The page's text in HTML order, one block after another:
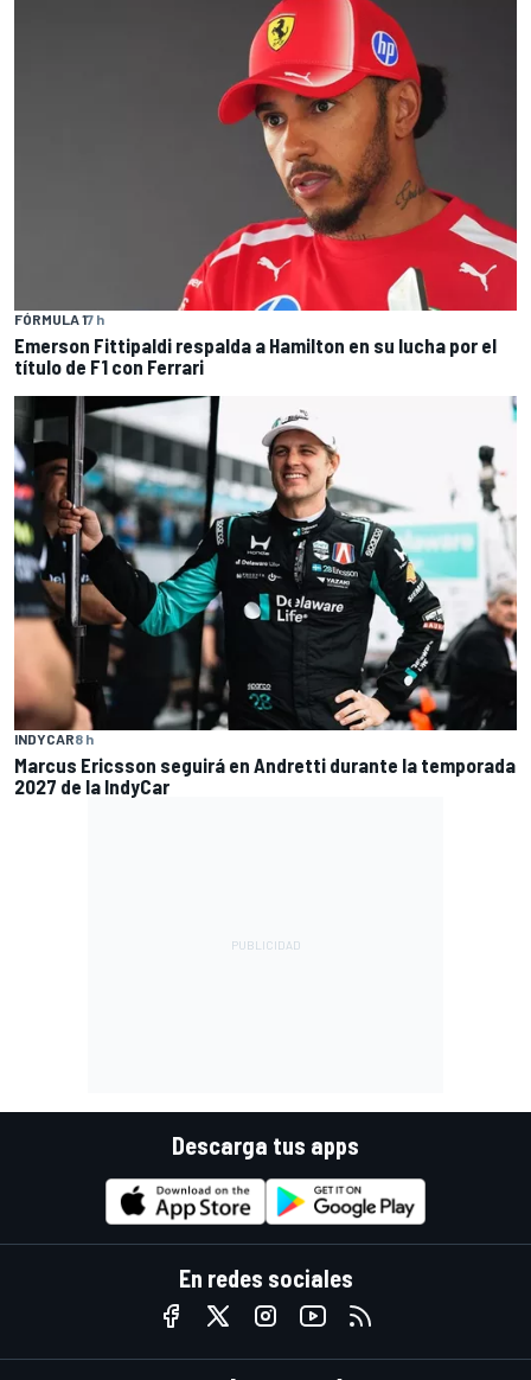
FÓRMULA 17 h
Emerson Fittipaldi respalda a Hamilton en su lucha por el
título de F1 con Ferrari
INDYCAR8 h
Marcus Ericsson seguirá en Andretti durante la temporada
2027 de la IndyCar
Descarga tus apps
En redes sociales